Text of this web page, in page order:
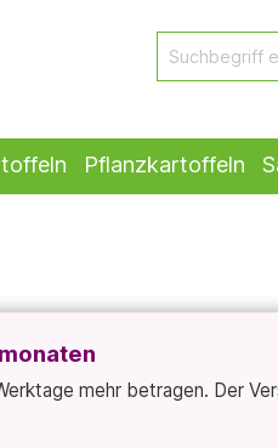
Pflanzkartoffeln
mehr betragen. Der